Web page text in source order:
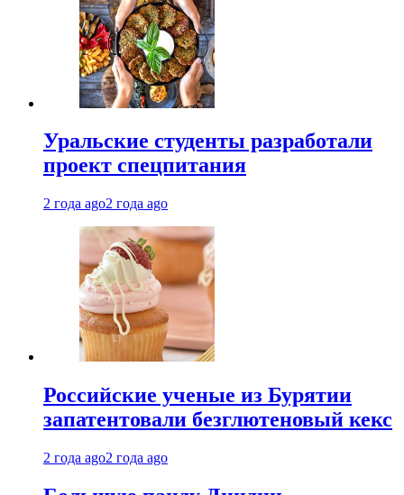
Уральские студенты разработали
проект спецпитания
2 года ago2 года ago
Российские ученые из Бурятии
запатентовали безглютеновый кекс
2 года ago2 года ago